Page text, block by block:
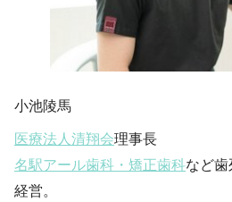
小池陵馬
医療法人清翔会理事長
名駅アール歯科・矯正歯科など
経営。